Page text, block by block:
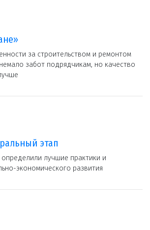
за строительством и ремонтом
забот подрядчикам, но качество
этап
лучшие практики и
экономического развития